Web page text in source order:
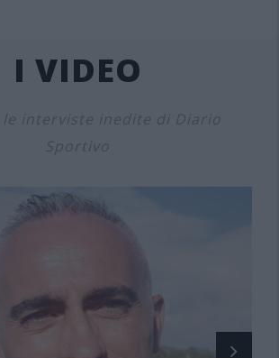
I VIDEO
le interviste inedite di Diario
Sportivo